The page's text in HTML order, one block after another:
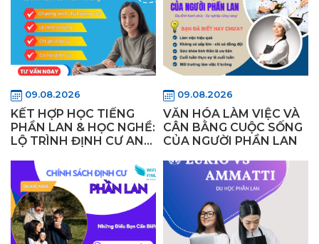
09.08.2026
KẾT HỢP HỌC TIẾNG
PHẦN LAN & HỌC NGHỀ:
LỘ TRÌNH ĐỊNH CƯ AN
CHÓNG
09.08.2026
VĂN HÓA LÀM VIỆC VÀ
CÂN BẰNG CUỘC SỐNG
CỦA NGƯỜI PHẦN LAN